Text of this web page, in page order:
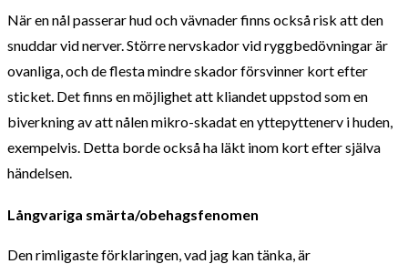
När en nål passerar hud och vävnader finns också risk att den
snuddar vid nerver. Större nervskador vid ryggbedövningar är
ovanliga, och de flesta mindre skador försvinner kort efter
sticket. Det finns en möjlighet att kliandet uppstod som en
biverkning av att nålen mikro-skadat en yttepyttenerv i huden,
exempelvis. Detta borde också ha läkt inom kort efter själva
händelsen.
Långvariga smärta/obehagsfenomen
Den rimligaste förklaringen, vad jag kan tänka, är